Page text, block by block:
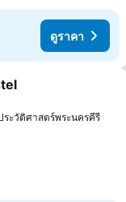
ดูราคา
รโปรด
ะวัติศาสตร์พระนครคีรี